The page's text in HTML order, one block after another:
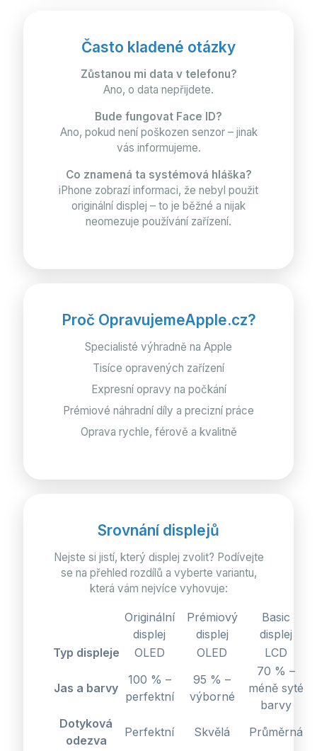
Často kladené otázky
Zůstanou mi data v telefonu?
Ano, o data nepřijdete.
Bude fungovat Face ID?
Ano, pokud není poškozen senzor – jinak
vás informujeme.
Co znamená ta systémová hláška?
iPhone zobrazí informaci, že nebyl použit
originální displej – to je běžné a nijak
neomezuje používání zařízení.
Proč OpravujemeApple.cz?
Specialisté výhradně na Apple
Tisíce opravených zařízení
Expresní opravy na počkání
Prémiové náhradní díly a precizní práce
Oprava rychle, férově a kvalitně
Srovnání displejů
Nejste si jistí, který displej zvolit? Podívejte
se na přehled rozdílů a vyberte variantu,
která vám nejvíce vyhovuje:
Originální
displej
Prémiový
displej
Basic
displej
Typ displeje
OLED OLED LCD
Jas a barvy
100 % –
perfektní
95 % –
výborné
70 % –
méně syté
barvy
Dotyková
odezva
Perfektní Skvělá
Průměrná